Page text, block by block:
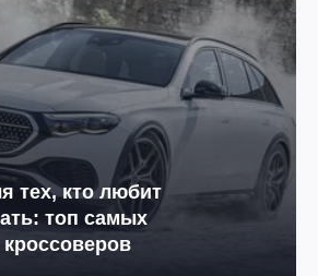
тех, кто любит
топ самых